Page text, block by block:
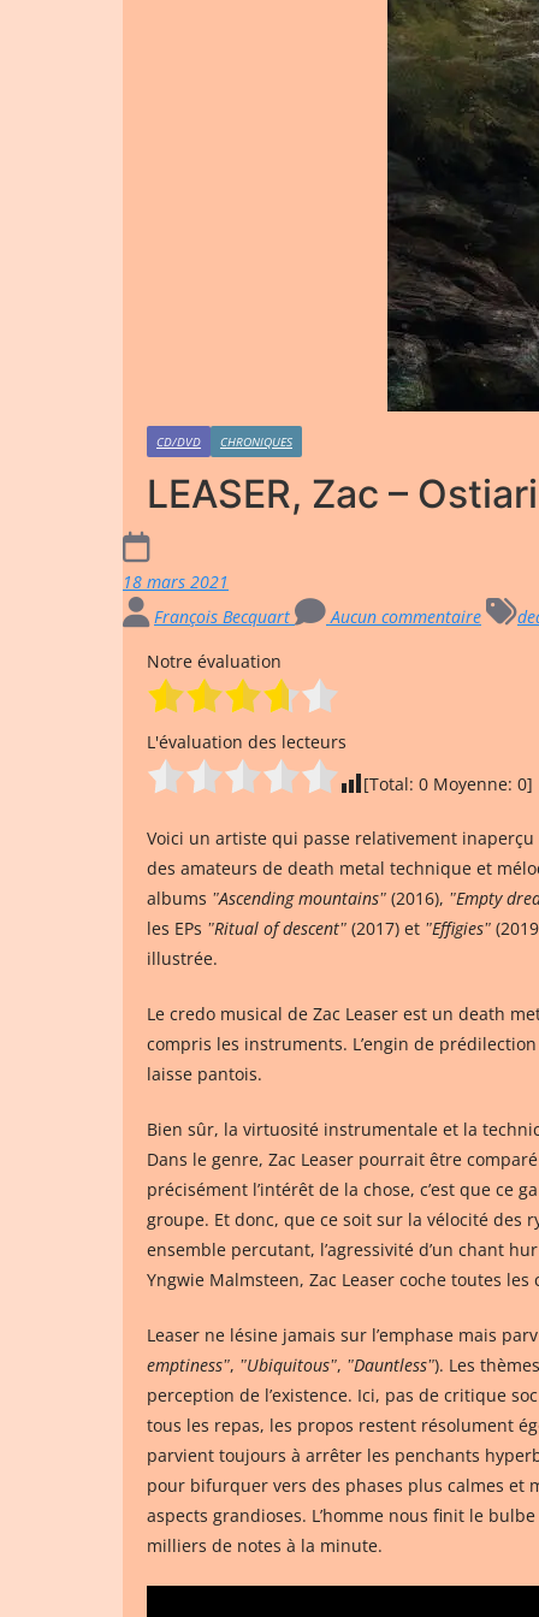
CD/DVD CHRONIQUES
LEASER, Zac –
18 mars 2021
François Becquart
Aucun commentaire
Notre évaluation
L'évaluation des lecteurs
[Total: 0 Moyenne: 0]
Voici un artiste qui passe relativement
des amateurs de death metal technique et
albums ʺAscending mountainsʺ (2016), ʺEmpty
les EPs ʺRitual of descentʺ (2017) et ʺEffigiesʺ
illustrée.
Le credo musical de Zac Leaser est un death
compris les instruments. L’engin de
laisse pantois.
Bien sûr, la virtuosité instrumentale et la
Dans le genre, Zac Leaser pourrait être
précisément l’intérêt de la chose, c’est que
groupe. Et donc, que ce soit sur la vélocité des
ensemble percutant, l’agressivité d’un chant
Yngwie Malmsteen, Zac Leaser coche toutes
Leaser ne lésine jamais sur l’emphase mais
emptinessʺ, ʺUbiquitousʺ, ʺDauntlessʺ). Les
perception de l’existence. Ici, pas de critique
tous les repas, les propos restent résolument
parvient toujours à arrêter les penchants
pour bifurquer vers des phases plus calmes et
aspects grandioses. L’homme nous finit le
milliers de notes à la minute.